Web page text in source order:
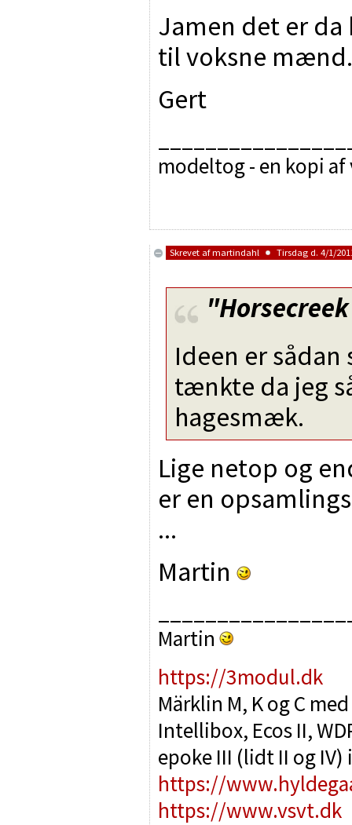
Jamen det er
til voksne mænd.
Gert
modeltog - en kopi
Skrevet afmartindahl Tirsdag d. 4/1/
Ideen er
tænkte da jeg
hagesmæk.
Lige netop og
er en
...
Martin
Martin
https://3modul.dk
Märklin M, K og C
Intellibox, Ecos II,
epoke III (lidt II og
https://
https://www.vsvt.dk